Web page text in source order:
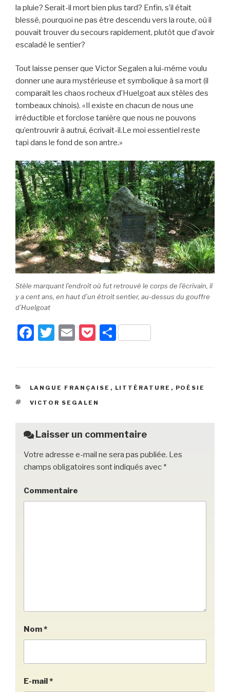
la pluie? Serait-il mort bien plus tard? Enfin, s’il était
blessé, pourquoi ne pas être descendu vers la route, où il
pouvait trouver du secours rapidement, plutôt que d’avoir
escaladé le sentier?
Tout laisse penser que Victor Segalen a lui-même voulu
donner une aura mystérieuse et symbolique à sa mort (il
comparait les chaos rocheux d’Huelgoat aux stèles des
tombeaux chinois). «Il existe en chacun de nous une
irréductible et forclose tanière que nous ne pouvons
qu’entrouvrir à autrui, écrivait-il.Le moi essentiel reste
tapi dans le fond de son antre.»
Stèle marquant l’endroit où fut retrouvé le corps de l’écrivain, il
y a cent ans, en haut d’un étroit sentier, au-dessus du gouffre
d’Huelgoat
F
e
b
o
k
T
er
E
P
k
et
P
g
CATÉGORIES
LANGUE FRANÇAISE , LITTÉRATURE , POÉSIE
ÉTIQUETTES
VICTOR SEGALEN
Laisser un commentaire
Votre adresse e-mail ne sera pas publiée. Les
champs obligatoires sont indiqués avec *
Commentaire
Nom*
E-mail*